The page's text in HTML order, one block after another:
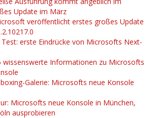
Update im März
veröffentlicht erstes großes Update
erste Eindrücke von Microsofts Next-
wissenswerte Informationen zu Microsofts
Galerie: Microsofts neue Konsole
Microsofts neue Konsole in München,
ausprobieren